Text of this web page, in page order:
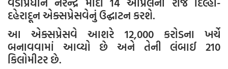
દહેરાદૂન એક્સપ્રેસવેનું ઉદ્ઘાટન કરશે.
આ એક્સપ્રેસવે આશરે 12,000 કરોડના ખર્ચે
બનાવવામાં આવ્યો છે અને તેની લંબાઈ 210
કિલોમીટર છે.